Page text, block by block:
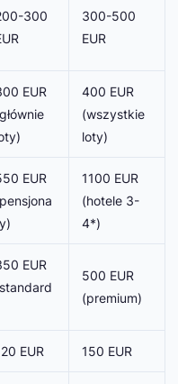
300
300-500
EUR
EUR
400 EUR
(wszystkie
loty)
EUR
1100 EUR
(hotele 3-
4*)
EUR
500 EUR
(premium)
EUR 150 EUR